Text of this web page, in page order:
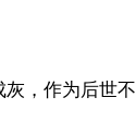
灰，作为后世不